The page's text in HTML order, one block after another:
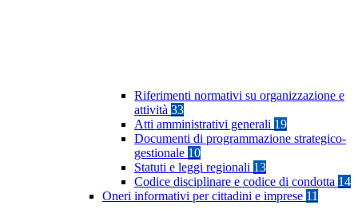
Riferimenti normativi su organizzazione e
attività 33
Atti amministrativi generali 19
Documenti di programmazione strategico-
gestionale 10
Statuti e leggi regionali 13
Codice disciplinare e codice di condotta 14
Oneri informativi per cittadini e imprese 11